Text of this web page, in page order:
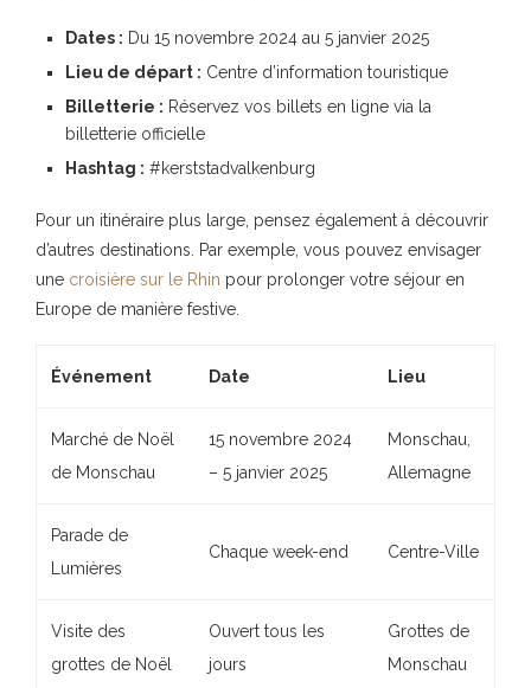
Dates : Du 15 novembre 2024 au 5 janvier 2025
Lieu de départ : Centre d’information touristique
Billetterie : Réservez vos billets en ligne via la
billetterie officielle
Hashtag : #kerststadvalkenburg
Pour un itinéraire plus large, pensez également à découvrir
d’autres destinations. Par exemple, vous pouvez envisager
une croisière sur le Rhin pour prolonger votre séjour en
Europe de manière festive.
Événement Date Lieu
Marché de Noël
de Monschau
15 novembre 2024
– 5 janvier 2025
Monschau,
Allemagne
Parade de
Lumières
Chaque week-end Centre-Ville
Visite des
grottes de Noël
Ouvert tous les
jours
Grottes de
Monschau